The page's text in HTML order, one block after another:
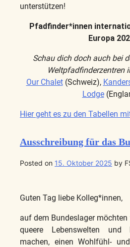
unterstützen!
Pfadfinder*innen
Europa
Schau dich doch auch bei
Weltpfadfinderzentren
Our Chalet(Schweiz),
Lodge
Hier geht es zu den Tabellen
Ausschreibung für das
Posted on 15. Oktober 2025 by
Guten Tag liebe Kolleg*innen,
auf dem Bundeslager
queere Lebenswelten und
machen, einen Wohlfühl-